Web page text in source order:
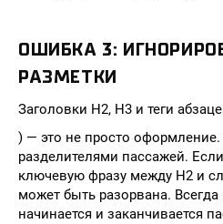
ОШИБКА 3:
РАЗМЕТКИ
Заголовки H2, H3 и теги
) — это не просто
разделителями пассажей.
ключевую фразу между H2 и
может быть разорвана. Всегда
начинается и заканчивается